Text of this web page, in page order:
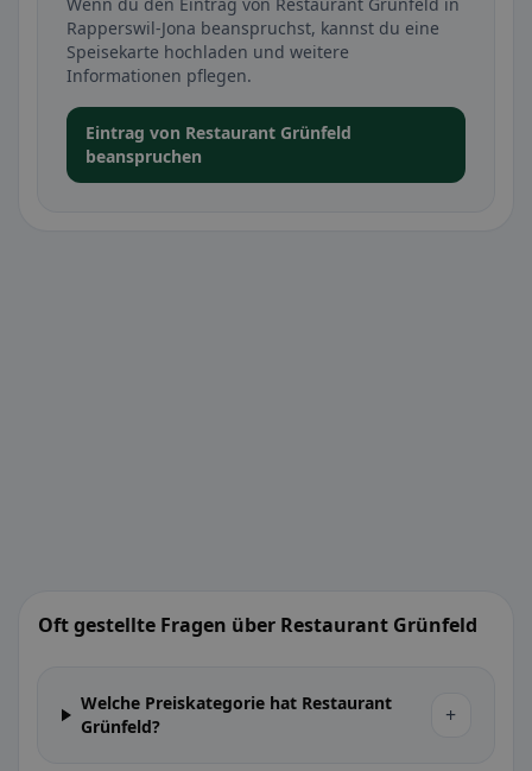
Rapperswil-Jona beanspruchst, kannst du eine
Speisekarte hochladen und weitere
Informationen pflegen.
Eintrag von Restaurant Grünfeld
beanspruchen
Oft gestellte Fragen über Restaurant Grünfeld
Welche Preiskategorie hat Restaurant
Grünfeld?
+